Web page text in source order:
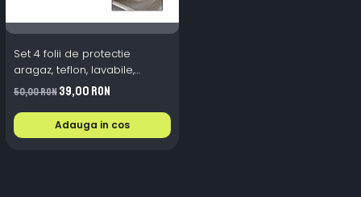
Set 4 folii de protectie
aragaz, teflon, lavabile,
reutilizabile, Negru/Gri
50,00 RON39,00 RON
Adauga in cos